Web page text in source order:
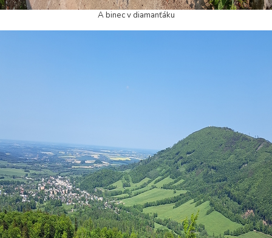
A binec v diamanťáku